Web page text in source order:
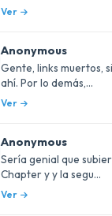
Ver
Anonymous
Gente, links muertos,
ahí. Por lo demás,...
Ver
Anonymous
Sería genial que
Chapter y y la segu...
Ver